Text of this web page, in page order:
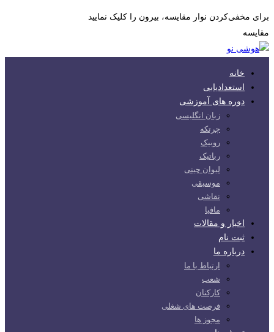
برای مخفی‌کردن نوار مقایسه، بیرون را کلیک نمایید
مقایسه
خانه
استعدادیابی
دوره های آموزشی
زبان انگلیسی
چرتکه
روبیک
رباتیک
لیوان چینی
موسیقی
نقاشی
مافیا
اخبار و مقالات
ثبت نام
درباره ما
ارتباط با ما
شعب
کارکنان
فرصت های شغلی
مجوز ها